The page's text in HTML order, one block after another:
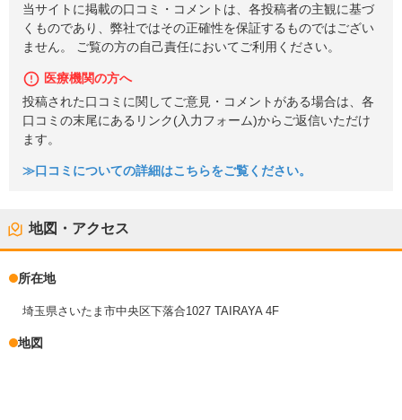
当サイトに掲載の口コミ・コメントは、各投稿者の主観に基づ
くものであり、弊社ではその正確性を保証するものではござい
ません。 ご覧の方の自己責任においてご利用ください。
医療機関の方へ
投稿された口コミに関してご意見・コメントがある場合は、各
口コミの末尾にあるリンク(入力フォーム)からご返信いただけ
ます。
≫口コミについての詳細はこちらをご覧ください。
地図・アクセス
所在地
埼玉県さいたま市中央区下落合1027 TAIRAYA 4F
地図